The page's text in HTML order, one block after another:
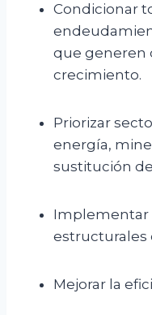
Condicionar
que generen
crecimiento.
Priorizar
energía,
sustitución
Implementar
estructurales
Mejorar la